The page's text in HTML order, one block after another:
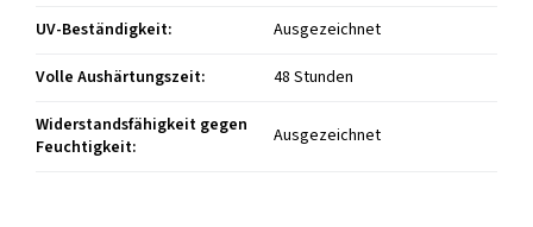
UV-Beständigkeit:
Ausgezeichnet
Volle Aushärtungszeit:
48 Stunden
Widerstandsfähigkeit gegen
Feuchtigkeit: Ausgezeichnet